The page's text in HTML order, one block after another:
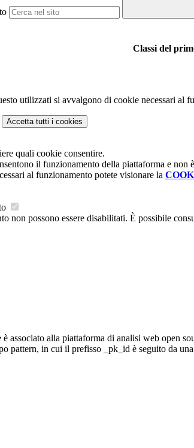
Classi del
utilizzati si avvalgono di cookie necessari al
Accetta tutti i cookies
quali cookie consentire.
il funzionamento della piattaforma e non
al funzionamento potete visionare la
non possono essere disabilitati. È possibile
associato alla piattaforma di analisi web open
pattern, in cui il prefisso _pk_id è seguito da